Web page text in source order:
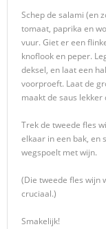
Schep de salami (en
tomaat, paprika en
vuur. Giet er een
knoflook en peper.
deksel, en laat een
voorproeft. Laat de
maakt de saus lekker
Trek de tweede fles
elkaar in een bak, en
wegspoelt met wijn.
(Die tweede fles wijn
cruciaal.)
Smakelijk!